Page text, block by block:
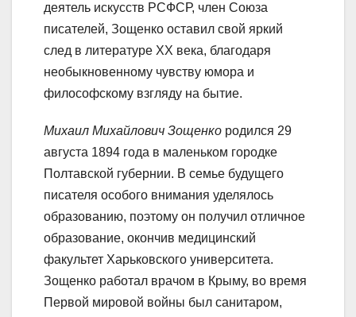
деятель искусств РСФСР, член Союза
писателей, Зощенко оставил свой яркий
след в литературе XX века, благодаря
необыкновенному чувству юмора и
философскому взгляду на бытие.
Михаил Михайлович Зощенко родился 29
августа 1894 года в маленьком городке
Полтавской губернии. В семье будущего
писателя особого внимания уделялось
образованию, поэтому он получил отличное
образование, окончив медицинский
факультет Харьковского университета.
Зощенко работал врачом в Крыму, во время
Первой мировой войны был санитаром,